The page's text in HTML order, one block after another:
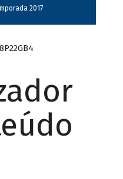
2017